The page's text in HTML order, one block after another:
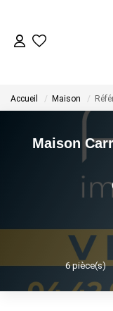
-
-
Nos Avis
Accueil Maison
Maison
6pièce(s)